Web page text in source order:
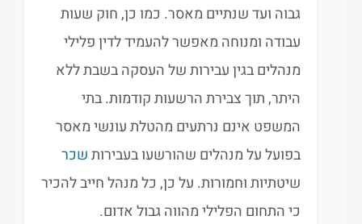
גבוה ועד שנתיים מאסר. כמו כן, חוק שעות
עבודה ומנוחה מאפשר להעמיד לדין פלילי
מנהלים בגין עבירות של העסקה בשבת ללא
היתר, תוך צבירת הרשעות קודמות. בתי
המשפט אינם נרתעים מהטלת עונשי מאסר
בפועל על מנהלים שהורשעו בעבירותשכר
שיטתיות וחמורות. על כן, כל מנהל חייב להכיר
כי התחום הפלילי מהווה גבול אדום.